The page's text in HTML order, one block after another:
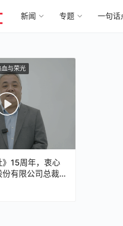
新闻 专题 一句话
血与荣光
15周年，衷心
有限公司总裁穆
发来的诚挚祝